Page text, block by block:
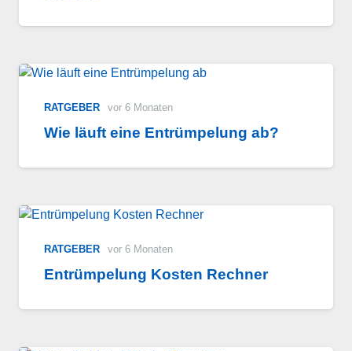
RATGEBER vor 6 Monaten
Wie läuft eine Entrümpelung ab?
RATGEBER vor 6 Monaten
Entrümpelung Kosten Rechner